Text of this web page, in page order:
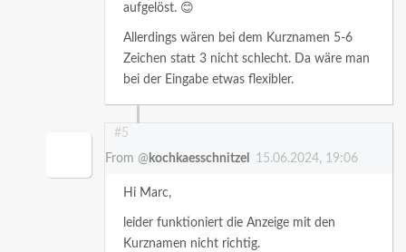
aufgelöst. 😊
Allerdings wären bei dem Kurznamen 5-6
Zeichen statt 3 nicht schlecht. Da wäre man
bei der Eingabe etwas flexibler.
#5
From @ kochkaesschnitzel 15.06.2024, 19:06
Hi Marc,
leider funktioniert die Anzeige mit den
Kurznamen nicht richtig.